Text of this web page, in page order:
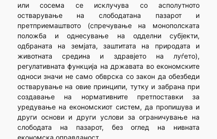
или сосема се исклучува со асполутното
остварување на слободатана пазарот и
претприемаштвото (спречување на монополската
положба и однесување на одделни субјекти,
одбраната на земјата, заштитата на природата и
животната средина и здравјето на луѓето),
регулативната функција на државата во економските
односи значи не само обврска со закон да обезбеди
остварување на овие принципи, тутку и забрана при
создавање на нормативните претпоставки за
уредување на економскиот систем, да пропишува и
други основи и други услови за ограничување на
слободата на пазарот, без оглед на нивната